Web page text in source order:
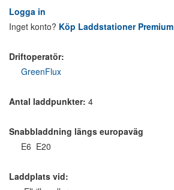
Logga in
Inget konto? Köp Laddstationer Premium
Driftoperatör:
GreenFlux
Antal laddpunkter: 4
Snabbladdning längs europaväg
E6 E20
Laddplats vid: